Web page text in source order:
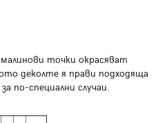
точки окрасяват
деколте я прави подходяща
по-специални случаи.